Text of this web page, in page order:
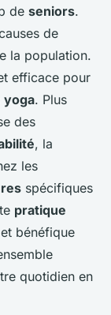
de seniors.
de
la population.
efficace pour
yoga. Plus
des
, la
les
spécifiques
pratique
bénéfique
quotidien en